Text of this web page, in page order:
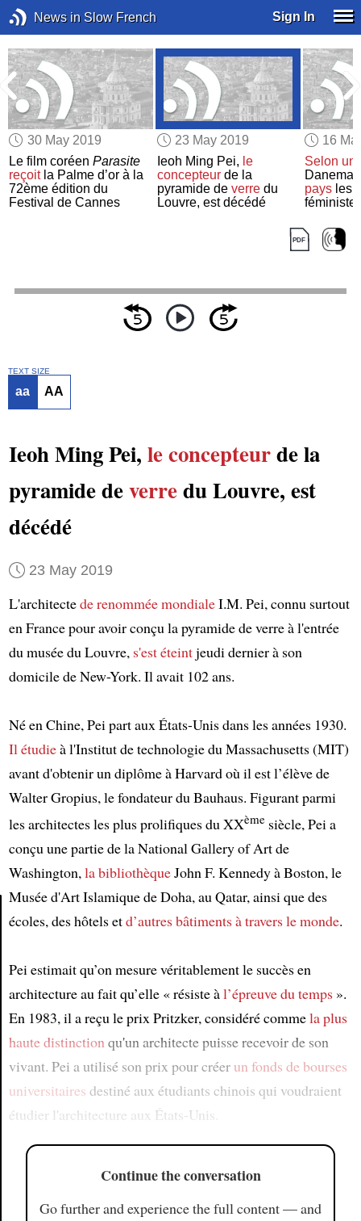
News in Slow French Sign In
30 May 2019
Le film coréenParasite
reçoitla Palme d’or à la
72ème édition du
Festival de Cannes
23 May 2019
Ieoh Ming Pei, le
concepteurde la
pyramide de verredu
Louvre, est décédé
16
Selon un
paysles
TEXT SIZE
aa AA
Ieoh Ming Pei, le concepteurde la
pyramide deverredu Louvre, est
décédé
23 May 2019
L'architectede renommée mondialeI.M. Pei, connu surtout
en France pour avoir conçu la pyramide de verre à l'entrée
du musée du Louvre, s'est éteintjeudi dernier à son
domicile de New-York. Il avait 102 ans.
Né en Chine, Pei part aux États-Unis dans les années 1930.
Il étudieà l'Institut de technologie du Massachusetts (MIT)
avant d'obtenir un diplôme à Harvard où il est l’élève de
Walter Gropius, le fondateur du Bauhaus. Figurant parmi
les architectes les plus prolifiques du XXèmesiècle, Pei a
conçu une partie de la National Gallery of Art de
Washington,la bibliothèqueJohn F. Kennedy à Boston, le
Musée d'Art Islamique de Doha, au Qatar, ainsi que des
écoles, des hôtels etd’autres bâtimentsà travers le monde.
Pei estimait qu’on mesure véritablement le succès en
architecture au fait qu’elle « résiste àl’épreuve du temps».
En 1983, il a reçu le prix Pritzker, considéré commela plus
haute distinctionqu'un architecte puisse recevoir de son
vivant. Pei a utilisé son prix pour créerun fonds de bourses
universitaires destiné aux étudiants chinois qui voudraient
étudier l'architecture aux États-Unis.
Continue the conversation
Go further and experience the full content — and